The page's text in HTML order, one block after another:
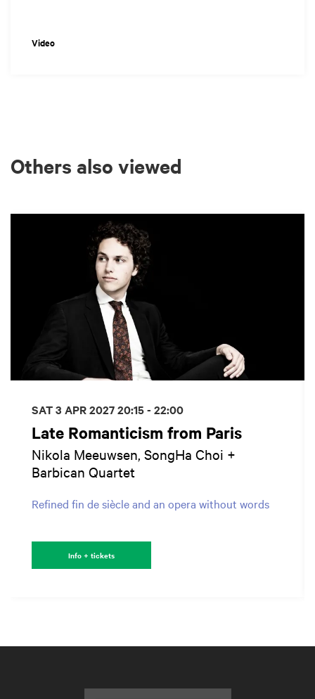
Video
Others also viewed
Late Romanticism from Paris
Nikola Meeuwsen, SongHa Choi +
Barbican Quartet
Refined fin de siècle and an opera without words
SAT 3 APR 202720:15 - 22:00
Info + tickets